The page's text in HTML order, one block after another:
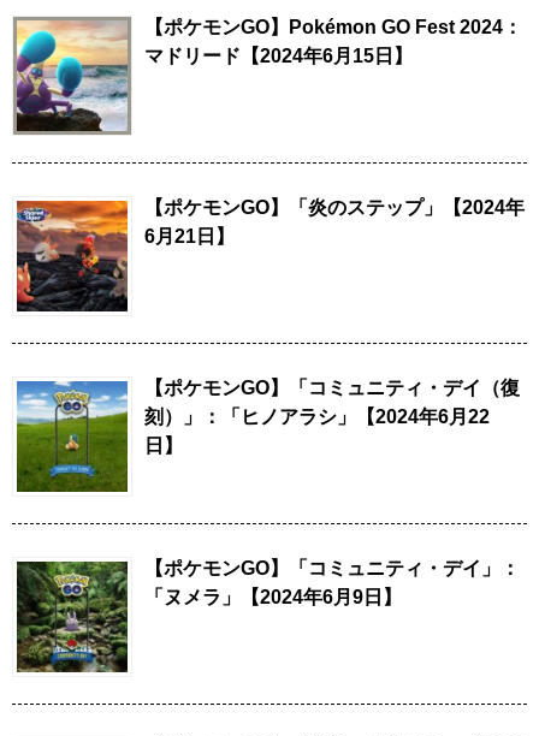
【ポケモンGO】Pokémon GO Fest 2024：
マドリード【2024年6月15日】
【ポケモンGO】「炎のステップ」【2024年
6月21日】
【ポケモンGO】「コミュニティ・デイ（復
刻）」：「ヒノアラシ」【2024年6月22
日】
【ポケモンGO】「コミュニティ・デイ」：
「ヌメラ」【2024年6月9日】